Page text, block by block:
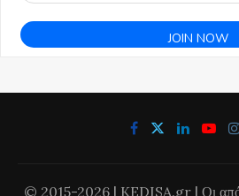
© 2015-2026 | KEDISA.gr | Οι